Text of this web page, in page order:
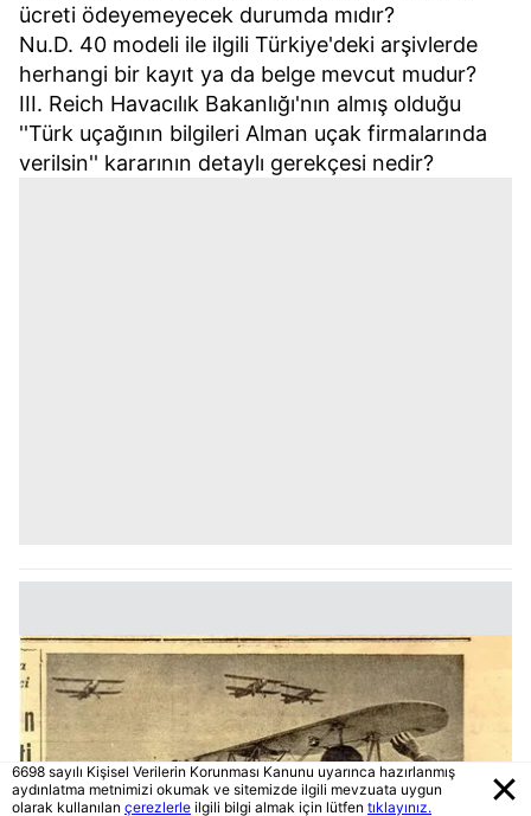
ücreti ödeyemeyecek durumda mıdır?
Nu.D. 40 modeli ile ilgili Türkiye'deki arşivlerde
herhangi bir kayıt ya da belge mevcut mudur?
III. Reich Havacılık Bakanlığı'nın almış olduğu
''Türk uçağının bilgileri Alman uçak firmalarında
verilsin'' kararının detaylı gerekçesi nedir?
6698 sayılı Kişisel Verilerin Korunması Kanunu uyarınca hazırlanmış
aydınlatma metnimizi okumak ve sitemizde ilgili mevzuata uygun
olarak kullanılan çerezlerle ilgili bilgi almak için lütfen tıklayınız.